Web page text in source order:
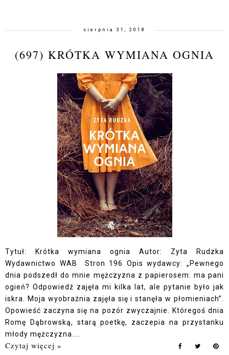
sierpnia 31, 2018
(697) KRÓTKA WYMIANA OGNIA
Tytuł: Krótka wymiana ognia Autor: Zyta Rudzka
Wydawnictwo WAB Stron 196 Opis wydawcy: „Pewnego
dnia podszedł do mnie mężczyzna z papierosem: ma pani
ogień? Odpowiedź zajęła mi kilka lat, ale pytanie było jak
iskra. Moja wyobraźnia zajęła się i stanęła w płomieniach”.
Opowieść zaczyna się na pozór zwyczajnie. Któregoś dnia
Romę Dąbrowską, starą poetkę, zaczepia na przystanku
młody mężczyzna....
Czytaj więcej »